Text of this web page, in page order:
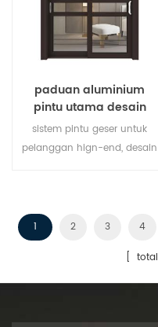
paduan aluminium
pintu utama desain
pintu geser kaca
sistem pintu geser untuk
pelanggan hign-end, desain
1 2 3 4
[ total